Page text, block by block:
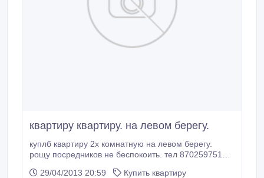
квартиру квартиру. на левом берегу.
куплб квартиру 2х комнатную на левом берегу.
рощу посредников не беспокоить. тел 87025975139
29/04/2013 20:59
Купить квартиру